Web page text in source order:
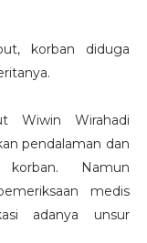
korban diduga
Wiwin Wirahadi
pendalaman dan
korban. Namun
medis
adanya unsur